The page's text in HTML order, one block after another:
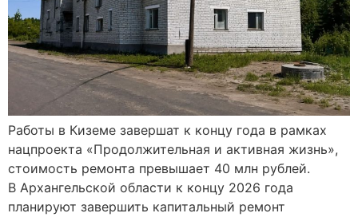
Работы в Киземе завершат к концу года в рамках
нацпроекта «Продолжительная и активная жизнь»,
стоимость ремонта превышает 40 млн рублей.
В Архангельской области к концу 2026 года
планируют завершить капитальный ремонт